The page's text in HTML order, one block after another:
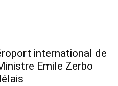
international de
Emile Zerbo